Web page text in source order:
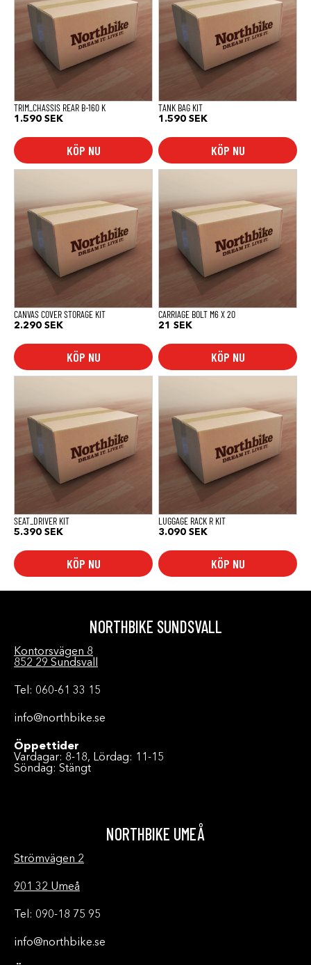
TRIM_CHASSIS REAR B-160 K
1.590 SEK
KÖP NU
TANK BAG KIT
1.590 SEK
KÖP NU
CANVAS COVER STORAGE KIT
2.290 SEK
KÖP NU
CARRIAGE BOLT M6 X 20
21 SEK
KÖP NU
SEAT_DRIVER KIT
5.390 SEK
KÖP NU
LUGGAGE RACK R KIT
3.090 SEK
KÖP NU
NORTHBIKE SUNDSVALL
Kontorsvägen 8
852 29 Sundsvall
Tel: 060-61 33 15
info@northbike.se
Öppettider
Vardagar: 8-18, Lördag: 11-15
Söndag: Stängt
NORTHBIKE UMEÅ
Strömvägen 2
901 32 Umeå
Tel: 090-18 75 95
info@northbike.se